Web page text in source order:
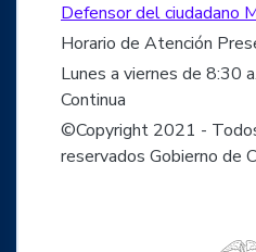
Defensor del ciudadano
Horario de Atención
Lunes a viernes de 8:30
Continua
©Copyright 2021 -
reservados Gobierno de